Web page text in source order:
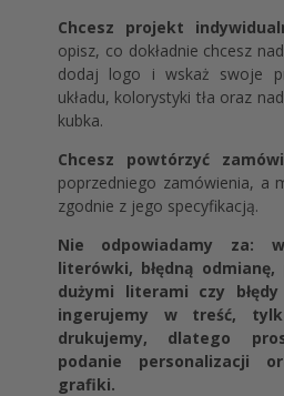
Chcesz projekt
opisz, co dokładnie chcesz
dodaj logo i wskaż swoje
układu, kolorystyki tła oraz
kubka.
Chcesz powtórzyć
poprzedniego zamówienia, a
zgodnie z jego specyfikacją.
Nie odpowiadamy za:
literówki, błędną
dużymi literami czy
ingerujemy w treść,
drukujemy, dlatego
podanie personalizacji
grafiki.